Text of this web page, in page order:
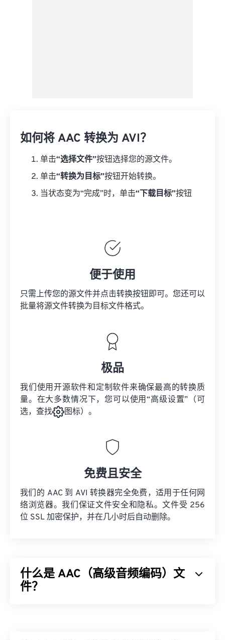
如何将 AAC 转换为 AVI？
单击“选择文件”按钮选择您的源文件。
单击“转换为目标”按钮开始转换。
当状态变为“完成”时，单击“下载目标”按钮
便于使用
只需上传您的源文件并点击转换按钮即可。您还可以
批量将源文件转换为目标文件格式。
极品
我们使用开源软件和定制软件来确保最高的转换质
量。在大多数情况下，您可以使用“高级设置”（可
选，查找
图标）。
免费且安全
我们的 AAC 到 AVI 转换器完全免费，适用于任何网
络浏览器。我们保证文件安全和隐私。文件受 256
位 SSL 加密保护，并在几小时后自动删除。
什么是 AAC（高级音频编码）文
件？